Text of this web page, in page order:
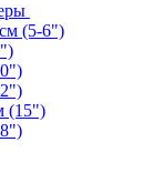
(5-6")
(15")